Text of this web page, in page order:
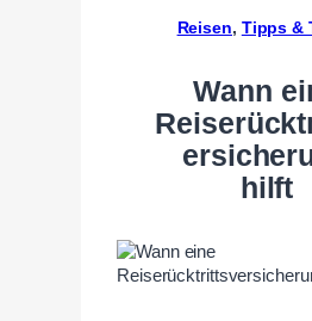
Reisen, Tipps &
Wann
hilft